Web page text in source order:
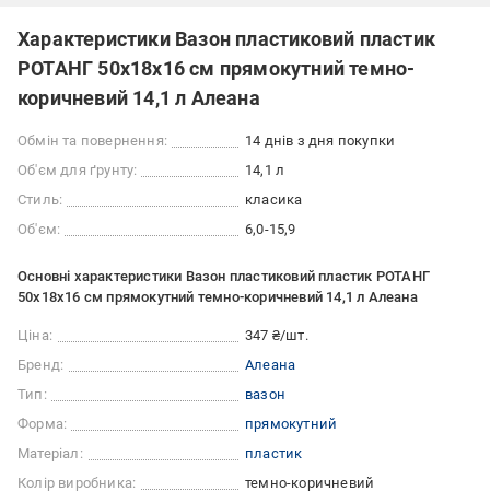
Характеристики Вазон пластиковий пластик
РОТАНГ 50x18x16 см прямокутний темно-
коричневий 14,1 л Алеана
Обмін та повернення:
14 днів з дня покупки
Об'єм для ґрунту:
14,1 л
Стиль:
класика
Об'єм:
6,0-15,9
Основні характеристики Вазон пластиковий пластик РОТАНГ
50x18x16 см прямокутний темно-коричневий 14,1 л Алеана
Ціна:
347 ₴/шт.
Бренд:
Алеана
Тип:
вазон
Форма:
прямокутний
Матеріал:
пластик
Колір виробника:
темно-коричневий